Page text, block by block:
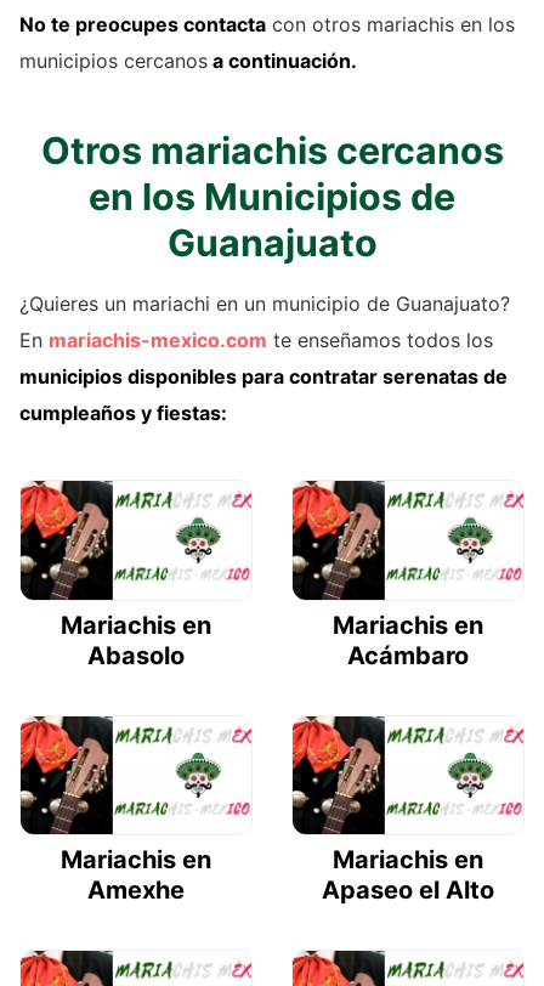
No te preocupes contacta con otros mariachis en los
municipios cercanos a continuación.
Otros mariachis cercanos
en los Municipios de
Guanajuato
¿Quieres un mariachi en un municipio de Guanajuato?
En mariachis-mexico.com te enseñamos todos los
municipios disponibles para contratar serenatas de
cumpleaños y fiestas:
Mariachis en
Abasolo
Mariachis en
Acámbaro
Mariachis en
Amexhe
Mariachis en
Apaseo el Alto